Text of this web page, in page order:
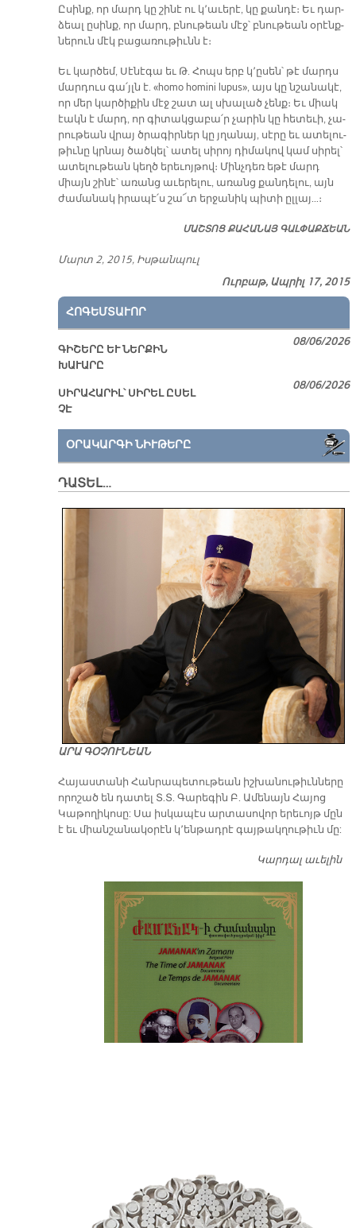
Ը­սինք, որ մարդ կը շի­նէ ու կ՚ա­ւե­րէ, կը քան­դէ։ Եւ դար­
ձեալ ը­սինք, որ մարդ, բնու­թեան մէջ՝ բնու­թեան օ­րէնք­
նե­րուն մէկ բա­ցա­ռու­թիւնն է։
Եւ կար­ծեմ, Սէ­նէ­գա եւ Թ. Հոպս երբ կ՚ը­սեն՝ թէ մարդս
մար­դուս գա՛յլն է. «homo homini lupus», այս կը նշա­նա­կէ,
որ մեր կար­ծի­քին մէջ շատ ալ սխա­լած չենք։ Եւ միակ
էակն է մարդ, որ գի­տակ­ցա­բա՛ր չա­րին կը հե­տե­ւի, չա­
րու­թեան վրայ ծրա­գիր­ներ կը յղա­նայ, սէ­րը եւ ա­տե­լու­
թիւ­նը կրնայ ծած­կել՝ ա­տել սի­րոյ դի­մա­կով կամ սի­րել՝
ա­տե­լու­թեան կեղծ ե­րե­ւոյ­թով։ Մինչ­դեռ ե­թէ մարդ
միայն շի­նէ՝ ա­ռանց ա­ւե­րե­լու, ա­ռանց քան­դե­լու, այն
ժա­մա­նակ ի­րա­պէ՛ս շա՜տ եր­ջա­նիկ պի­տի ըլ­լայ…։
ՄԱՇ­ՏՈՑ ՔԱ­ՀԱ­ՆԱՅ ԳԱԼ­ՓԱՔ­ՃԵԱՆ
Մարտ 2, 2015, Իս­թան­պուլ
Ուրբաթ, Ապրիլ 17, 2015
ՀՈԳԵՄՏԱՒՈՐ
ԳԻՇԵՐԸ ԵՒ ՆԵՐՔԻՆ
ԽԱՒԱՐԸ
08/06/2026
ՍԻՐԱՀԱՐԻԼ՝ ՍԻՐԵԼ ԸՍԵԼ
ՉԷ
08/06/2026
ՕՐԱԿԱՐԳԻ ՆԻՒԹԵՐԸ
ԴԱՏԵԼ…
ԱՐԱ ԳՕՉՈՒՆԵԱՆ
​Հայաստանի Հանրապետութեան իշխանութիւնները
որոշած են դատել Տ.Տ. Գարեգին Բ. Ամենայն Հայոց
Կաթողիկոսը: Սա իսկապէս արտասովոր երեւոյթ մըն
է եւ միանշանակօրէն կ՚ենթադրէ գայթակղութիւն մը:
Կարդալ աւելին